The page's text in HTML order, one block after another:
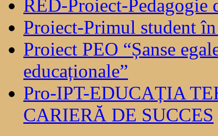
RED-Proiect-
Proiect-Primul student
Proiect PEO “Șanse
educaționale”
Pro-IPT-EDUCAȚIA
CARIERĂ DE SUCCES